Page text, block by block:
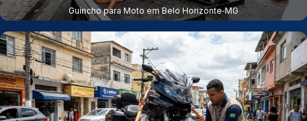
Guincho para Moto em Belo Horizonte‑MG